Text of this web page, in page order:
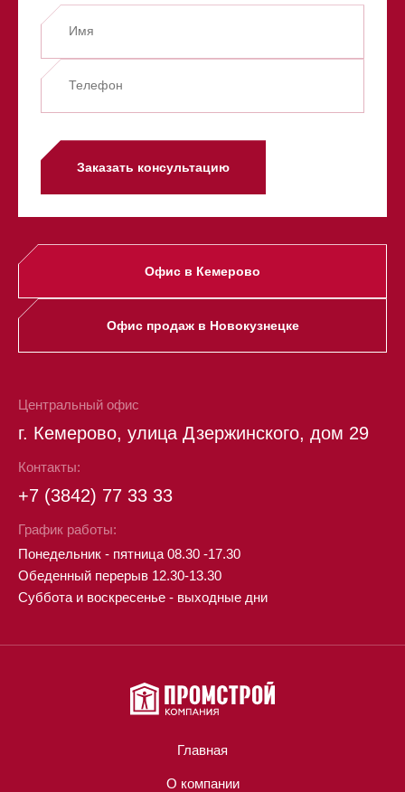
Заказать консультацию
Офис в Кемерово
Офис продаж в Новокузнецке
Центральный офис
г. Кемерово, улица Дзержинского, дом 29
Контакты:
+7 (3842) 77 33 33
График работы:
Понедельник - пятница 08.30 -17.30
Обеденный перерыв 12.30-13.30
Суббота и воскресенье - выходные дни
Главная
О компании